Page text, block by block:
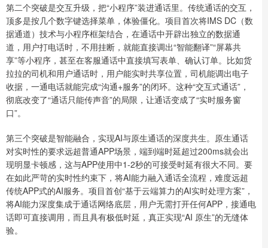
第二个突破是交互升级，把“小程序”装进通话里。传统通话的交互，
顶多是按几个数字键选择菜单，体验僵化。项目首次将IMS DC（数
据通道）技术与小程序框架结合，在通话中开辟出独立的数据通
道，用户打电话时，不用挂断，就能直接调出“智能翻译”“屏幕共
享”等小程序，甚至在客服通话中直接填写表单、确认订单。比如货
拉拉的司机和用户通话时，用户能实时共享位置，司机能调出电子
收据，一通电话就能完成“沟通+服务”的闭环。这种“交互式通话”，
彻底改变了“通话只能传声音”的局限，让通话变成了“实时服务窗
口”。
第三个突破是智能融合，实现AI与原生通话的深度共生。原生通话
对实时性的要求远超普通APP场景，端到端时延超过200ms就会出
现明显卡顿感，这与APP使用中1-2秒的可接受时延有很大不同。要
在如此严苛的实时性约束下，将AI能力融入通话全流程，难度远超
传统APP式的AI服务。项目首创“基于云端算力的AI实时处理方案”，
将AI能力深度集成于通话网络底层，用户无需打开任何APP，接通电
话即可直接调用，而且具有极低时延，真正实现“AI 原生”的无缝体
验。